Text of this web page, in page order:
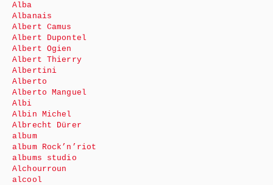
Alba
Albanais
Albert Camus
Albert Dupontel
Albert Ogien
Albert Thierry
Albertini
Alberto
Alberto Manguel
Albi
Albin Michel
Albrecht Dürer
album
album Rock’n’riot
albums studio
Alchourroun
alcool